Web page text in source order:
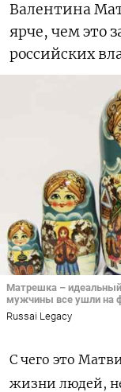
Валентина
ярче, чем это
российских
Матрешка –
мужчины все ушли на
Russai Legacy
С чего это
жизни людей,